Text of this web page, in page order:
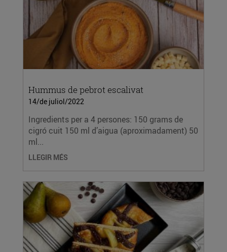
Hummus de pebrot escalivat
14/de juliol/2022
Ingredients per a 4 persones: 150 grams de
cigró cuit 150 ml d’aigua (aproximadament) 50
ml...
LLEGIR MÉS